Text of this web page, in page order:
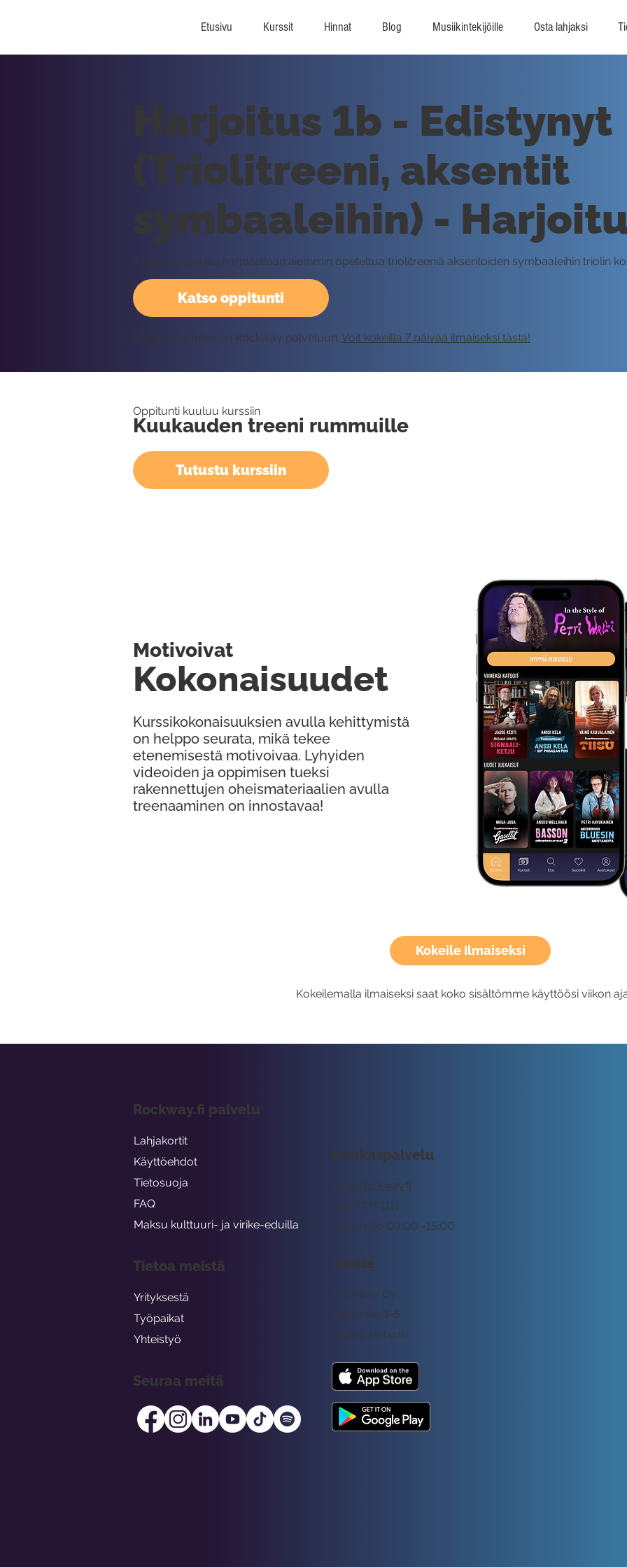
Etusivu Kurssit Hinnat Blog Musiikintekijöille Osta lahjaksi
Kokeile Ilmaiseksi
Kokeilemalla ilmaiseksi saat koko sisältömme käyttöösi viikon
Katso oppitunti
Harjoitus 1b - Edistynyt
(Triolitreeni, aksentit
symbaaleihin) -
Tällä oppitunnilla harjoitellaan aiemmin opeteltua triolitreeniä aksentoiden symbaaleihin triolin
Vaatii kirjautumisen Rockway palveluun. Voit kokeilla 7 päivää ilmaiseksi tästä!
Oppitunti kuuluu kurssiin
Kuukauden treeni rummuille
Tutustu kurssiin
Kurssikokonaisuuksien avulla kehittymistä
on helppo seurata, mikä tekee
etenemisestä motivoivaa. Lyhyiden
videoiden ja oppimisen tueksi
rakennettujen oheismateriaalien avulla
treenaaminen on innostavaa!
Kokonaisuudet
Motivoivat
Asiakaspalvelu
tuki@rockway.fi
Arkisin klo 09:00 -15:00
045 7731 1111
Osoite
Rockway Oy
Lemuntie 3-5
00510 Helsinki
Rockway.fi palvelu
Lahjakortit
Käyttöehdot
Tietosuoja
FAQ
Maksu kulttuuri- ja virike-eduilla
Tietoa meistä
Yrityksestä
Työpaikat
Yhteistyö
Seuraa meitä